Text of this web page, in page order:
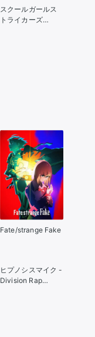
スクールガールス
トライカーズ
Fate/strange Fake
ヒプノシスマイク -
Division Rap